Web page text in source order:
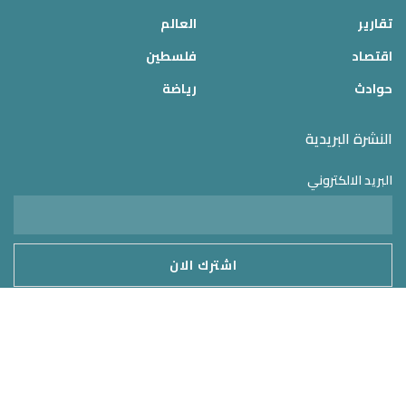
تقارير
اقتصاد
حوادث
العالم
فلسطين
رياضة
النشرة البريدية
البريد الالكتروني